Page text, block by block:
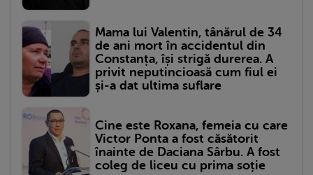
Mama lui Valentin, tânărul de 34
de ani mort în accidentul din
Constanța, își strigă durerea. A
privit neputincioasă cum fiul ei
și-a dat ultima suflare
Cine este Roxana, femeia cu care
Victor Ponta a fost căsătorit
înainte de Daciana Sârbu. A fost
coleg de liceu cu prima soție